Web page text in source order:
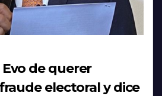
Evo de querer
electoral y dice